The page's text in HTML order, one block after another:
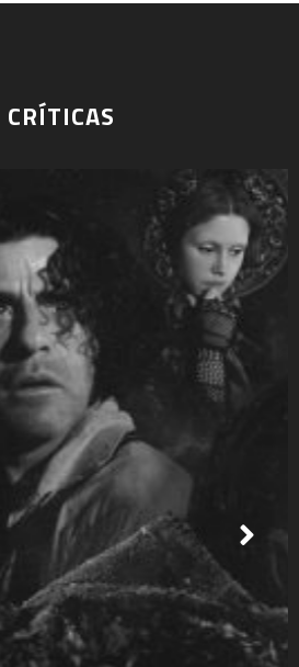
CRÍTICAS​